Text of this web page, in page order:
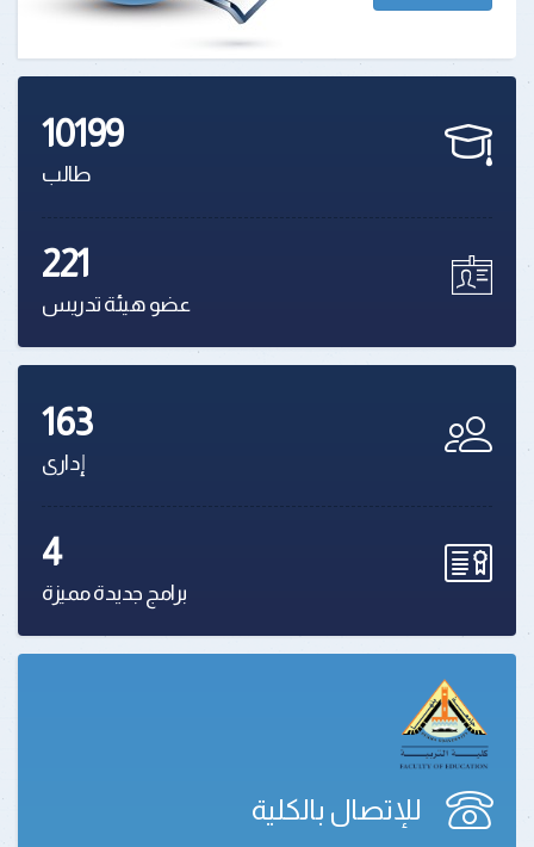
10199
طالب
221
عضو هيئة تدريس
163
إدارى
4
برامج جديدة مميزة
للإتصال بالكلية